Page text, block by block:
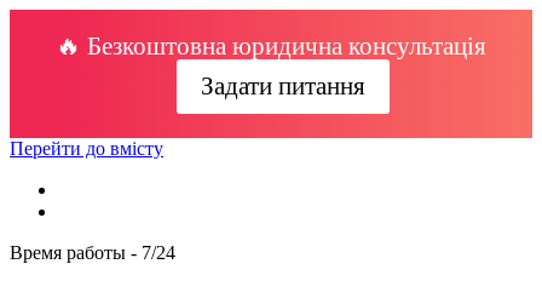
🔥 Безкоштовна юридична консультація
Задати питання
Перейти до вмісту
Время работы - 7/24